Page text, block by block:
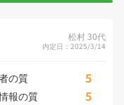
松村 30代
内定日：2025/3/14
の質 5
報の質 5